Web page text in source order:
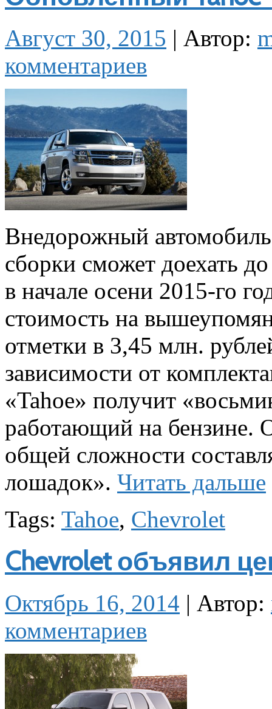
Август 30, 2015 | Автор:
комментариев
Внедорожный
сборки сможет доехать
в начале осени 2015-го
стоимость на
отметки в 3,45 млн.
зависимости от
«Tahoe» получит
работающий на бензине.
общей сложности
лошадок». Читать дальше
Tags: Tahoe, Сhеvrоlеt
Chevrolet объявил
Октябрь 16, 2014 | Автор:
комментариев